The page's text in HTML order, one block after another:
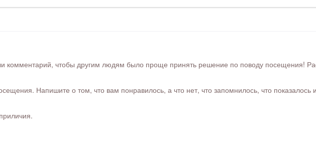
комментарий, чтобы другим людям было проще принять решение по поводу посещения!
Напишите о том, что вам понравилось, а что нет, что запомнилось, что